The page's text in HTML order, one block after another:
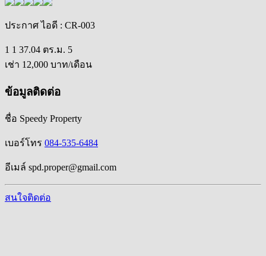
ประกาศ ไอดี : CR-003
1 1 37.04 ตร.ม. 5
เช่า 12,000 บาท/เดือน
ข้อมูลติดต่อ
ชื่อ Speedy Property
เบอร์โทร 084-535-6484
อีเมล์ spd.proper@gmail.com
สนใจติดต่อ